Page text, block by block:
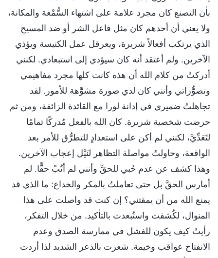
بأن التصنع كان مجرد علامة على اشتهاء السُّمْعة والمكانة،
ولا يعني أن أحدهم كان مثل فاعل الشر أو ضد المسيح
الذي يرتكب أفعالاً شريرة، ويعرقل عمل الكنيسة ويؤذي
الآخرين. ولم أعتقد أنه كان سيؤدي إلى استبعادي. لكنني
أدركتُ من كلام الله أن هذه كانت كلها مجرد مفاهيمي
وتصوُّراتي وأنني كان لدي صورة مشوَّهة للأمور. لقد
تجاهلتُ ضميري في إدانة لورا مع القائدة الزائفة، ومن ثم
حرضت شخصية شريرة. كان الله بالفعل مُدركًا تمامًا
لتَعَدِّيَّ، لكنني لم أكن على استعدادٍ للتطرُّق للأمر بعد
الواقعة، وحاولتُ مواصلة التظاهر لنَيْل إعجاب الآخرين.
وهذا كشف عن عدم حُبي للحقِّ وأنني لم أتُبْ حقًّا. لم
أمارس الحقَّ بل حتى تعاملتُ بالمكر والخداع: ما الذي قد
يمنع الله من أن يمقتني؟ إن كنت قد واصلت على هذا
المنوال، لكُشفت واستُبعدت بالتأكيد. من خلال التفكر،
رأيتُ كيف يكون للفشل في ممارسة الصدق وعدم
الانفتاح عواقب وخيمة. شعرت بالذعر الشديد لذا أردت